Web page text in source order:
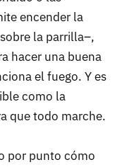
encender la
la parrilla–,
hacer una buena
el fuego. Y es
como la
que todo marche.
por punto cómo